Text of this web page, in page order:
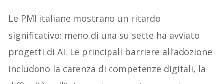
Le PMI italiane mostrano un ritardo
significativo: meno di una su sette ha avviato
progetti di AI. Le principali barriere all’adozione
includono la carenza di competenze digitali, la